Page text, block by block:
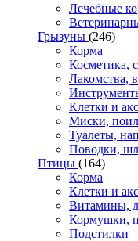
Лечебные
Грызуны (246)
Корма
Косметика,
Лакомства,
Клетки и
Миски,
Туалеты,
Поводки,
Птицы (164)
Корма
Клетки и
Витамины,
Кормушки,
Подстилки